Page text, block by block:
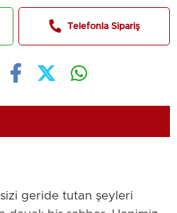
Telefonla Sipariş
geride tutan şeyleri